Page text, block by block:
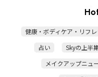
健康・ボディケア・リフレ
占い
Skyの上半
メイクアップニュ